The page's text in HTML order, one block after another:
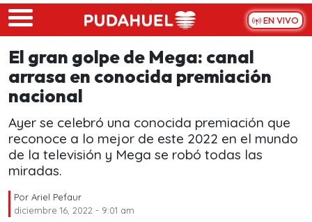
Skip to main content
EN VIVO
El gran golpe de Mega: canal
arrasa en conocida premiación
nacional
Ayer se celebró una conocida premiación que
reconoce a lo mejor de este 2022 en el mundo
de la televisión y Mega se robó todas las
miradas.
Por Ariel Pefaur
diciembre 16, 2022 - 9:01 am